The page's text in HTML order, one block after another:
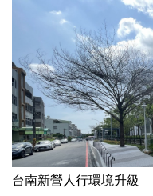
台南新營人行環境升級